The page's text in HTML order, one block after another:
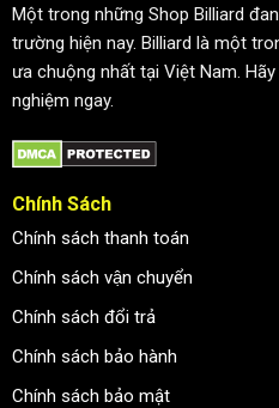
Một trong những Shop Billiard
trường hiện nay. Billiard là một
ưa chuộng nhất tại Việt Nam.
nghiệm ngay.
Chính Sách
Chính sách thanh toán
Chính sách vận chuyển
Chính sách đổi trả
Chính sách bảo hành
Chính sách bảo mật